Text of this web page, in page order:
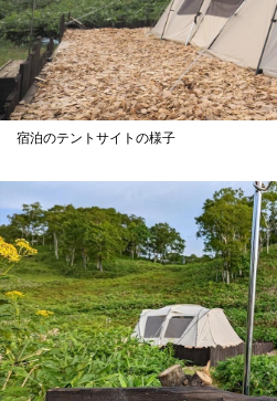
宿泊のテントサイトの様子